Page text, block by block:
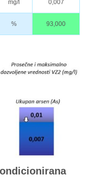
mg/l 0,007
% 93,000